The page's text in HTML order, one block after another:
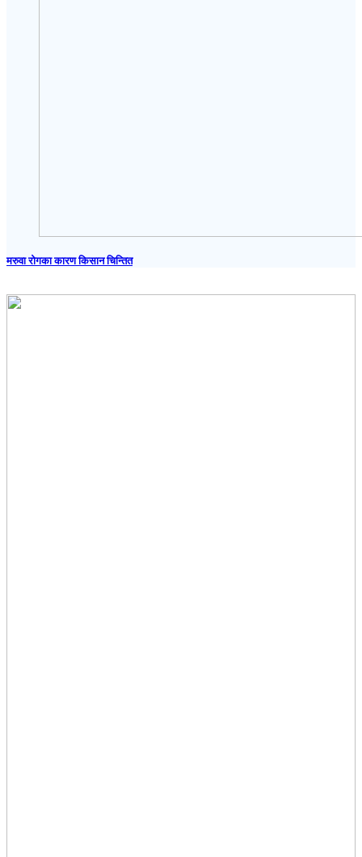
मरुवा रोगका कारण किसान चिन्तित